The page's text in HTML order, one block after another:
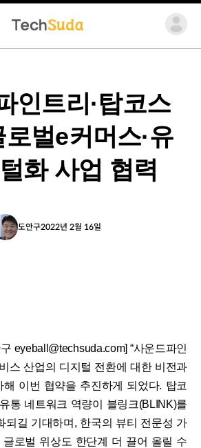
인트리·탑코스
벌e커머스·유
화 사업 협력
도안구2022년 2월 16일
eyeball@techsuda.com] “사운드파인
스 산업의 디지털 전환에 대한 비전과
해 이번 협약을 추진하게 되었다. 탑코
통 네트워크 역량이 블링크(BLINK)를
되길 기대하며, 한국의 뷰티 전문성 가
로벌 위상도 한단계 더 끌어 올릴 수